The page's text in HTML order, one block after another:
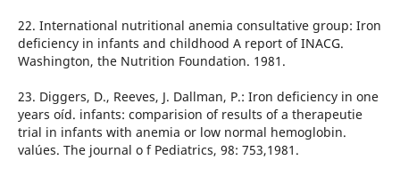
22. International nutritional anemia consultative group: Iron
deficiency in infants and childhood A report of INACG.
Washington, the Nutrition Foundation. 1981.
23. Diggers, D., Reeves, J. Dallman, P.: Iron deficiency in one
years oíd. infants: comparision of results of a therapeutie
trial in infants with anemia or low normal hemoglobin.
valúes. The journal o f Pediatrics, 98: 753,1981.